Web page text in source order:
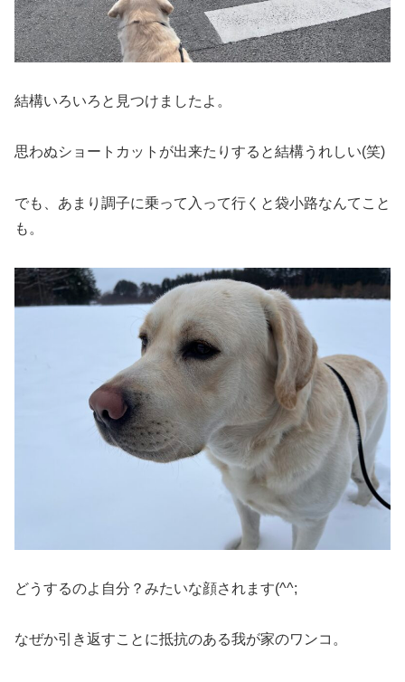
結構いろいろと見つけましたよ。
思わぬショートカットが出来たりすると結構うれしい(笑)
でも、あまり調子に乗って入って行くと袋小路なんてこと
も。
どうするのよ自分？みたいな顔されます(^^;
なぜか引き返すことに抵抗のある我が家のワンコ。